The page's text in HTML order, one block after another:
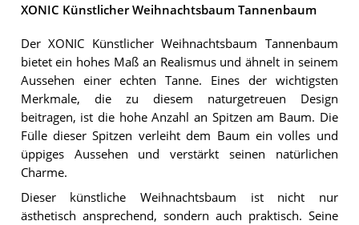
XONIC Künstlicher Weihnachtsbaum Tannenbaum
Der XONIC Künstlicher Weihnachtsbaum Tannenbaum
bietet ein hohes Maß an Realismus und ähnelt in seinem
Aussehen einer echten Tanne. Eines der wichtigsten
Merkmale, die zu diesem naturgetreuen Design
beitragen, ist die hohe Anzahl an Spitzen am Baum. Die
Fülle dieser Spitzen verleiht dem Baum ein volles und
üppiges Aussehen und verstärkt seinen natürlichen
Charme.
Dieser künstliche Weihnachtsbaum ist nicht nur
ästhetisch ansprechend, sondern auch praktisch. Seine